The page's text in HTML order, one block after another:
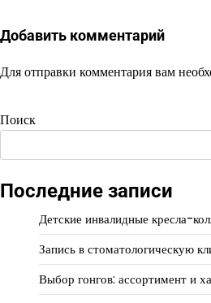
Добавить комментарий
Для отправки комментария вам
Поиск
Последние записи
Детские инвалидные кресла-
Запись в стоматологическую
Выбор гонгов: ассортимент и